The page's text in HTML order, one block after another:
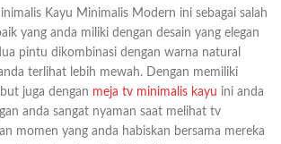
Kayu Minimalis Modern ini sebagai salah
yang anda miliki dengan desain yang elegan
pintu dikombinasi dengan warna natural
terlihat lebih mewah. Dengan memiliki
juga dengan meja tv minimalis kayu ini anda
anda sangat nyaman saat melihat tv
momen yang anda habiskan bersama mereka